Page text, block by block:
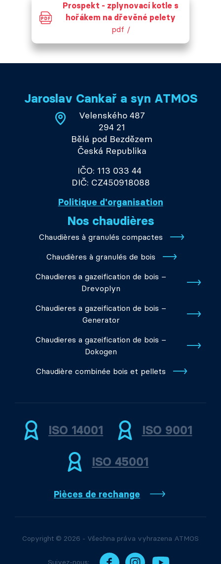
Prospekt - zplynovací kotle s
hořákem na dřevěné pelety
pdf /
Jaroslav Cankař a syn ATMOS
Velenského 487
294 21
Bělá pod Bezdězem
Česká Republika
IČO: 113 033 44
DIČ: CZ450918088
Politique d'organisation
Nos chaudières
Chaudières à granulés compactes
Chaudières à granulés de bois
Chaudieres a gazeification de bois –
Drevoplyn
Chaudieres a gazeification de bois –
Generator
Chaudieres a gazeification de bois –
Dokogen
Chaudière combinée bois et pellets
ISO 14001 ISO 9001
ISO 45001
Pièces de rechange
Copyright © 2026 - Všechna práva vyhrazena ATMOS